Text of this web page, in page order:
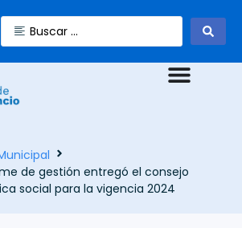
de gestión entregó el consejo
social para la vigencia 2024